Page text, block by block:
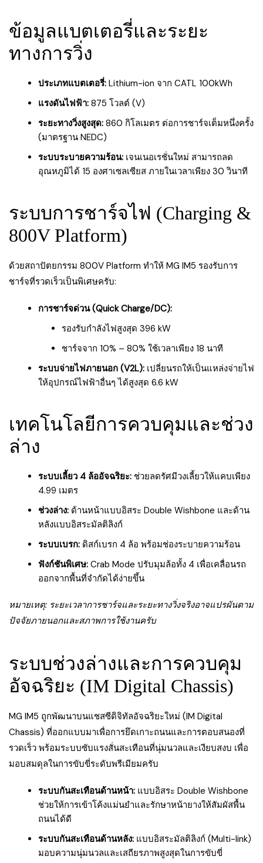
ข้อมูลแบตเตอรี่และระยะ
ทางการวิ่ง
ประเภทแบตเตอรี่: Lithium-ion จาก CATL 100kWh
แรงดันไฟฟ้า: 875 โวลต์ (V)
ระยะทางวิ่งสูงสุด: 860 กิโลเมตร ต่อการชาร์จเต็มหนึ่งครั้ง
(มาตรฐาน NEDC)
ระบบระบายความร้อน: เจนเนอเรชั่นใหม่ สามารถลด
อุณหภูมิได้ 15 องศาเซลเซียส ภายในเวลาเพียง 30 วินาที
ระบบการชาร์จไฟ (Charging &
800V Platform)
ด้วยสถาปัตยกรรม 800V Platform ทำให้ MG IM5 รองรับการ
ชาร์จที่รวดเร็วเป็นพิเศษครับ:
การชาร์จด่วน (Quick Charge/DC):
รองรับกำลังไฟสูงสุด 396 kW
ชาร์จจาก 10% – 80% ใช้เวลาเพียง 18 นาที
ระบบจ่ายไฟภายนอก (V2L): เปลี่ยนรถให้เป็นแหล่งจ่ายไฟ
ให้อุปกรณ์ไฟฟ้าอื่นๆ ได้สูงสุด 6.6 kW
เทคโนโลยีการควบคุมและช่วง
ล่าง
ระบบเลี้ยว 4 ล้ออัจฉริยะ: ช่วยลดรัศมีวงเลี้ยวให้แคบเพียง
4.99 เมตร
ช่วงล่าง: ด้านหน้าแบบอิสระ Double Wishbone และด้าน
หลังแบบอิสระมัลติลิงก์
ระบบเบรก: ดิสก์เบรก 4 ล้อ พร้อมช่องระบายความร้อน
ฟังก์ชันพิเศษ: Crab Mode ปรับมุมล้อทั้ง 4 เพื่อเคลื่อนรถ
ออกจากพื้นที่จำกัดได้ง่ายขึ้น
หมายเหตุ: ระยะเวลาการชาร์จและระยะทางวิ่งจริงอาจแปรผันตาม
ปัจจัยภายนอกและสภาพการใช้งานครับ
ระบบช่วงล่างและการควบคุม
อัจฉริยะ (IM Digital Chassis)
MG IM5 ถูกพัฒนาบนแชสซีดิจิทัลอัจฉริยะใหม่ (IM Digital
Chassis) ที่ออกแบบมาเพื่อการยึดเกาะถนนและการตอบสนองที่
รวดเร็ว พร้อมระบบซับแรงสั่นสะเทือนที่นุ่มนวลและเงียบสงบ เพื่อ
มอบสมดุลในการขับขี่ระดับพรีเมียมครับ
ระบบกันสะเทือนด้านหน้า: แบบอิสระ Double Wishbone
ช่วยให้การเข้าโค้งแม่นยำและรักษาหน้ายางให้สัมผัสพื้น
ถนนได้ดี
ระบบกันสะเทือนด้านหลัง: แบบอิสระมัลติลิงก์ (Multi-link)
มอบความนุ่มนวลและเสถียรภาพสูงสุดในการขับขี่